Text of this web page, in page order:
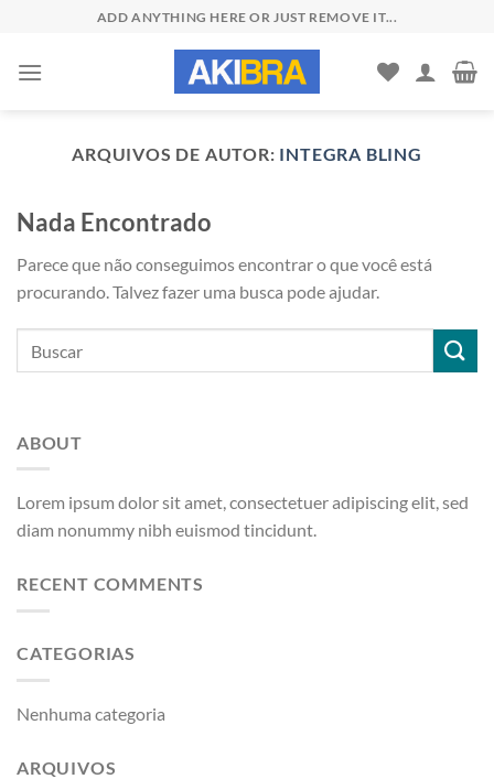
content
ADD ANYTHING HERE OR JUST REMOVE IT...
ARQUIVOS DE AUTOR: INTEGRA BLING
Nada Encontrado
Parece que não conseguimos encontrar o que você está
procurando. Talvez fazer uma busca pode ajudar.
ABOUT
Lorem ipsum dolor sit amet, consectetuer adipiscing elit, sed
diam nonummy nibh euismod tincidunt.
RECENT COMMENTS
CATEGORIAS
Nenhuma categoria
ARQUIVOS